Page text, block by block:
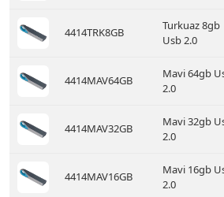
4414TRK8GB
Turkuaz 8gb
Usb 2.0
4414MAV64GB
Mavi 64gb
2.0
4414MAV32GB
Mavi 32gb
2.0
4414MAV16GB
Mavi 16gb
2.0